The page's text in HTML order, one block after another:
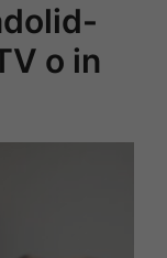
o in